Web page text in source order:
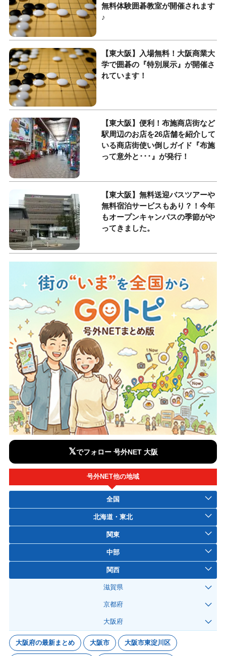
無料体験囲碁教室が開催されます
♪
【東大阪】入場無料！大阪商業大
学で囲碁の『特別展示』が開催さ
れています！
【東大阪】便利！布施商店街など
駅周辺のお店を26店舗を紹介して
いる商店街使い倒しガイド『布施
って意外と･･･』が発行！
【東大阪】無料送迎バスツアーや
無料宿泊サービスもあり？！今年
もオープンキャンパスの季節がや
ってきました。
𝕏でフォロー 号外NET 大阪
号外NET他の地域
全国
北海道・東北
関東
中部
関西
滋賀県
京都府
大阪府
大阪府の最新まとめ 大阪市 大阪市東淀川区